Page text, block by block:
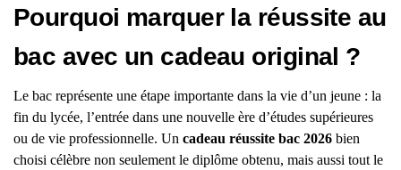
Pourquoi marquer la réussite au
bac avec un cadeau original ?
Le bac représente une étape importante dans la vie d’un jeune : la
fin du lycée, l’entrée dans une nouvelle ère d’études supérieures
ou de vie professionnelle. Un cadeau réussite bac 2026 bien
choisi célèbre non seulement le diplôme obtenu, mais aussi tout le